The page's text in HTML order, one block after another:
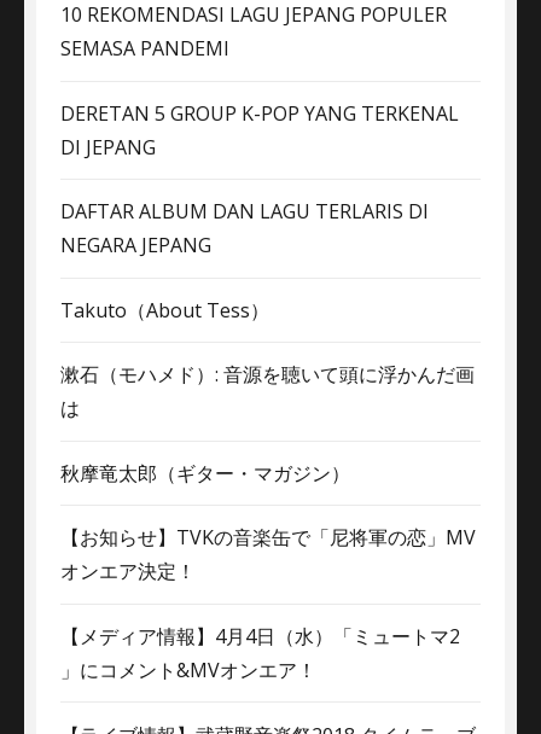
10 REKOMENDASI LAGU JEPANG POPULER
SEMASA PANDEMI
DERETAN 5 GROUP K-POP YANG TERKENAL
DI JEPANG
DAFTAR ALBUM DAN LAGU TERLARIS DI
NEGARA JEPANG
Takuto（About Tess）
漱石（モハメド）: 音源を聴いて頭に浮かんだ画
は
秋摩竜太郎（ギター・マガジン）
【お知らせ】TVKの音楽缶で「尼将軍の恋」MV
オンエア決定！
【メディア情報】4月4日（水）「ミュートマ2
」にコメント&MVオンエア！